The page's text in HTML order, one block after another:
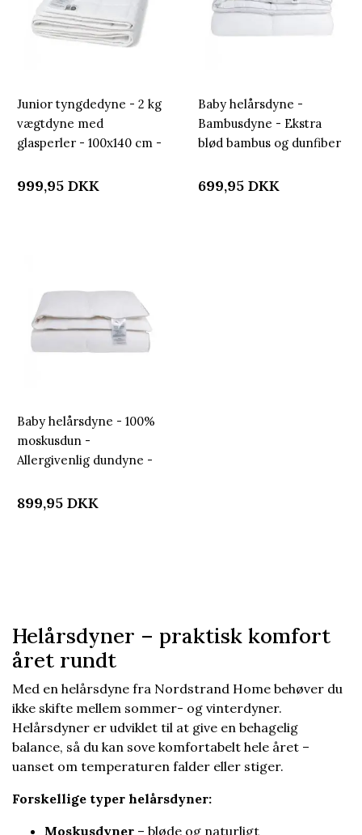
Junior tyngdedyne - 2 kg
vægtdyne med
glasperler - 100x140 cm -
Nordstrand Home
999,95 DKK
Baby helårsdyne -
Bambusdyne - Ekstra
blød bambus og dunfiber
cm - Nordstrand Home
699,95 DKK
Baby helårsdyne - 100%
moskusdun -
Allergivenlig dundyne -
Home babydyne
899,95 DKK
Helårsdyner – praktisk komfort
året rundt
Med en helårsdyne fra Nordstrand Home behøver du
ikke skifte mellem sommer- og vinterdyner.
Helårsdyner er udviklet til at give en behagelig
balance, så du kan sove komfortabelt hele året –
uanset om temperaturen falder eller stiger.
Forskellige typer helårsdyner:
Moskusdyner – bløde og naturligt